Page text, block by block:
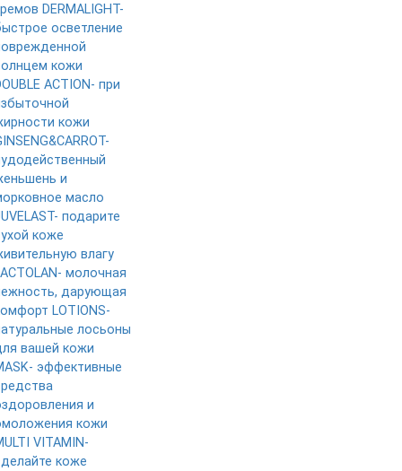
DERMALIGHT-
осветление
кожи
ACTION- при
кожи
и
масло
подарите
коже
влагу
молочная
дарующая
LOTIONS-
лосьоны
вашей кожи
эффективные
и
кожи
VITAMIN-
коже